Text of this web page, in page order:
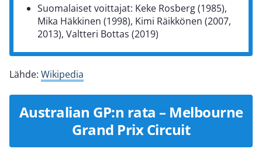
Suomalaiset voittajat: Keke Rosberg (1985),
Mika Häkkinen (1998), Kimi Räikkönen (2007,
2013), Valtteri Bottas (2019)
Lähde: Wikipedia
Australian GP:n rata – Melbourne
Grand Prix Circuit